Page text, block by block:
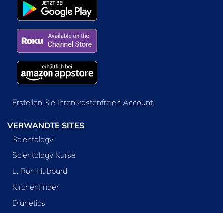
Erstellen Sie Ihren kostenfreien Account
VERWANDTE SITES
Scientology
Scientology Kurse
L. Ron Hubbard
Kirchenfinder
Dianetics